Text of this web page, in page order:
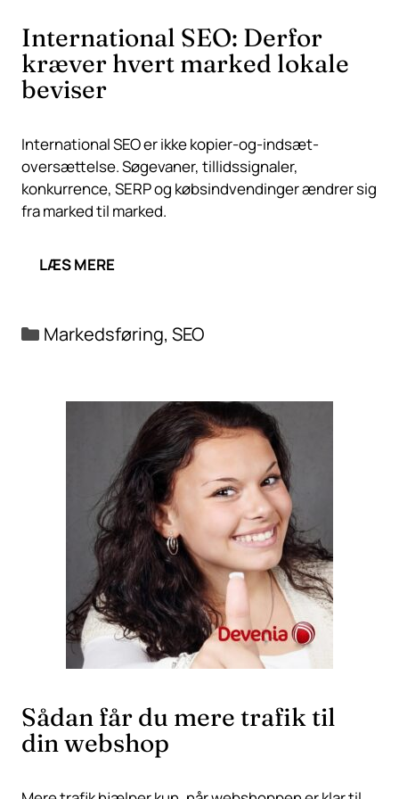
International SEO: Derfor
kræver hvert marked lokale
beviser
International SEO er ikke kopier-og-indsæt-
oversættelse. Søgevaner, tillidssignaler,
konkurrence, SERP og købsindvendinger ændrer sig
fra marked til marked.
LÆS MERE
Kategorier
Markedsføring, SEO
Sådan får du mere trafik til
din webshop